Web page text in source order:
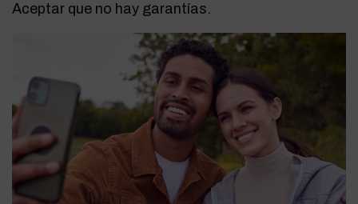
Aceptar que no hay garantías.